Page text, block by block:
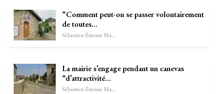
“Comment peut-on se passer volontairement
de toutes…
Sébastien-Étienne Marechal
La mairie s’engage pendant un canevas
“d’attractivité…
Sébastien-Étienne Marechal